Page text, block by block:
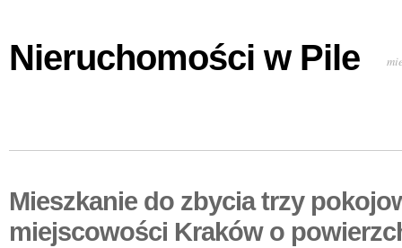
Nieruchomości w Pile
Mieszkanie do zbycia trzy
miejscowości Kraków o